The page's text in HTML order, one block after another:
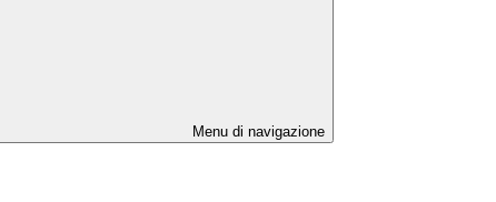
Menu di navigazione